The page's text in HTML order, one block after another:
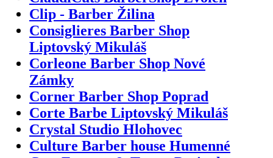
Clip - Barber Žilina
Consiglieres Barber Shop
Liptovský Mikuláš
Corleone Barber Shop Nové
Zámky
Corner Barber Shop Poprad
Corte Barbe Liptovský Mikuláš
Crystal Studio Hlohovec
Culture Barber house Humenné